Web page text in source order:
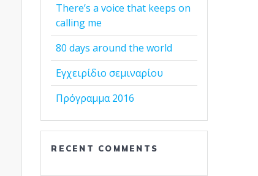
There’s a voice that keeps on
calling me
80 days around the world
Εγχειρίδιο σεμιναρίου
Πρόγραμμα 2016
RECENT COMMENTS